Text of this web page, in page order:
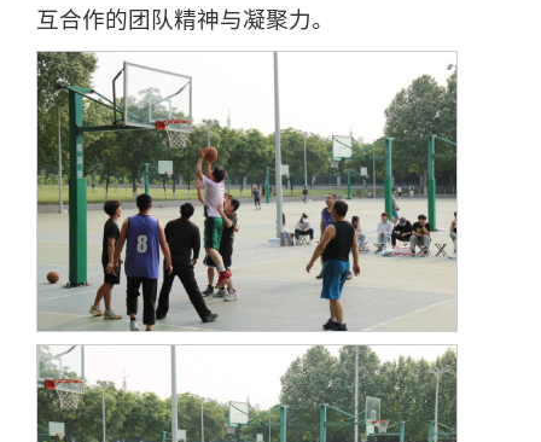
互合作的团队精神与凝聚力。